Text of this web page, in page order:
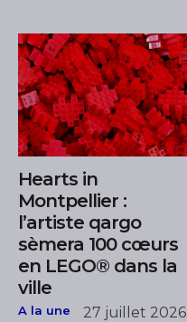
Hearts in
Montpellier :
l’artiste qargo
sèmera 100 cœurs
en LEGO® dans la
ville
A la une 27 juillet 2026